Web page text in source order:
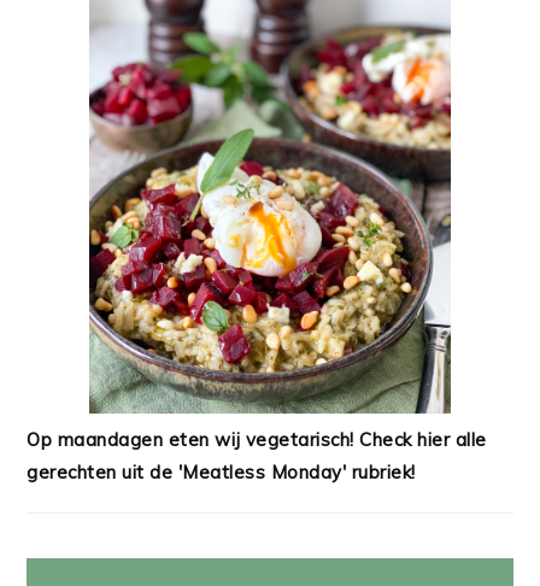
Op maandagen eten wij vegetarisch! Check hier alle
gerechten uit de 'Meatless Monday' rubriek!